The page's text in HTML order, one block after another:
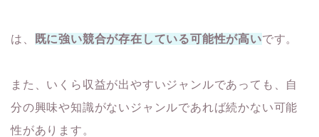
は、 既に強い競合が存在している可能性が高いです。
また、いくら収益が出やすいジャンルであっても、自
分の興味や知識がないジャンルであれば続かない可能
性があります。